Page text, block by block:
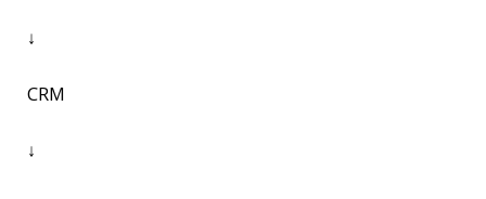
↓
CRM
↓